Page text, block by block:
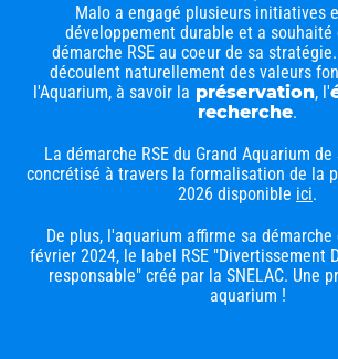
Malo a engagé plusieurs initiatives
développement durable et a souhaité
démarche RSE au coeur de sa
découlent naturellement des valeurs
l'Aquarium, à savoir la préservation, l'
recherche.
La démarche RSE du Grand Aquarium
concrétisé à travers la formalisation de la
2026 disponible ici.
De plus, l'aquarium affirme sa
février 2024, le label RSE "Divertissement
responsable" créé par la SNELAC. Une
aquarium !